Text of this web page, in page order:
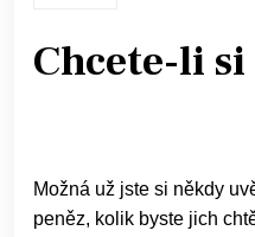
Chcete-li
Možná už jste si někdy
peněz, kolik byste jich